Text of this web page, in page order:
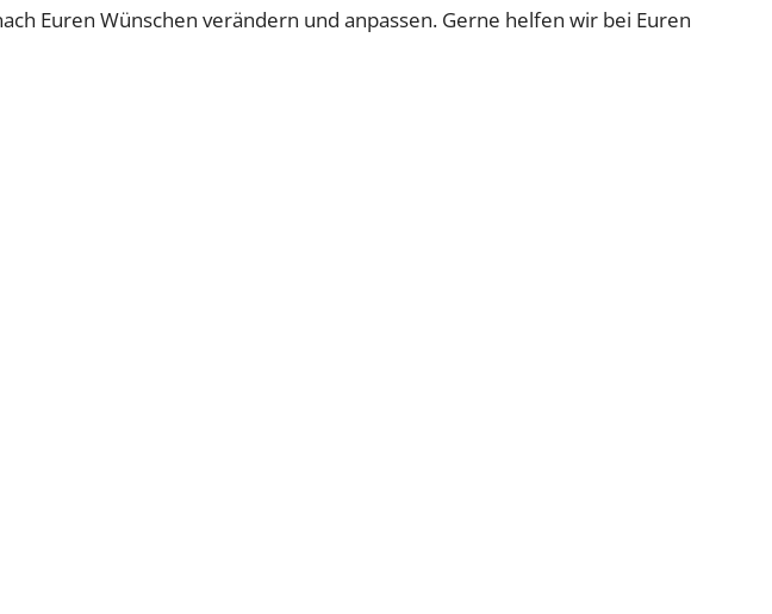
Euren Wünschen verändern und anpassen. Gerne helfen wir bei Euren